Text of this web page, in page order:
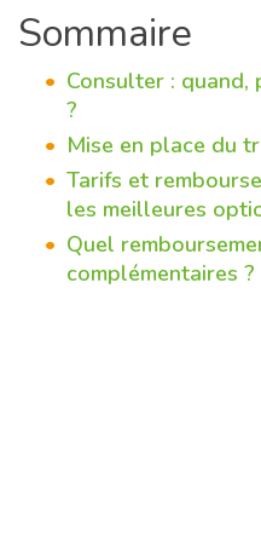
Sommaire
Consulter : quand,
?
Mise en place du
Tarifs et
les meilleures
Quel
complémentaires ?